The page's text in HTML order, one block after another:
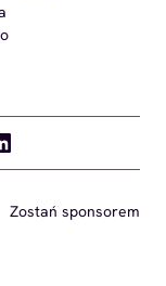
Zostań sponsorem